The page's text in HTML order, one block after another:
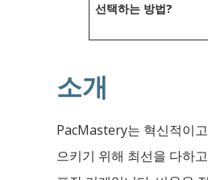
선택하는 방법?
소개
PacMastery는 혁신적이
으키기 위해 최선을 다하